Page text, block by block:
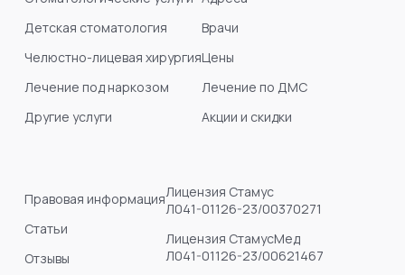
Детская стоматология
Челюстно-лицевая хирургия
Лечение под наркозом
Другие услуги
Врачи
Цены
Лечение по ДМС
Акции и скидки
Правовая информация
Статьи
Отзывы
Лицензия Стамус
Л041-01126-23/00370271
Лицензия СтамусМед
Л041-01126-23/00621467